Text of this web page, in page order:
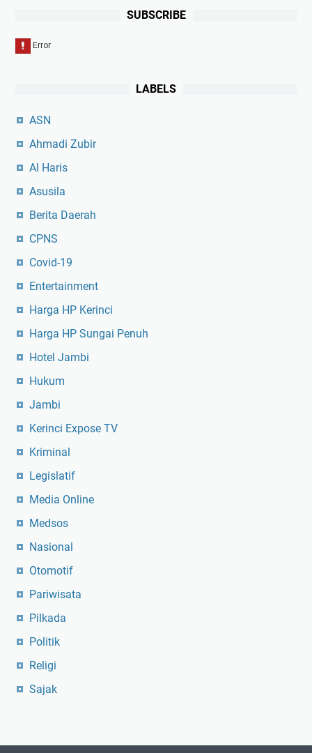
SUBSCRIBE
LABELS
ASN
Ahmadi Zubir
Al Haris
Asusila
Berita Daerah
CPNS
Covid-19
Entertainment
Harga HP Kerinci
Harga HP Sungai Penuh
Hotel Jambi
Hukum
Jambi
Kerinci Expose TV
Kriminal
Legislatif
Media Online
Medsos
Nasional
Otomotif
Pariwisata
Pilkada
Politik
Religi
Sajak